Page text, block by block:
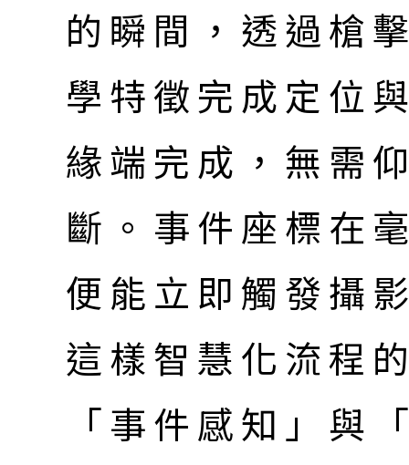
的瞬間，透過槍
學特徵完成定位
緣端完成，無需
斷。事件座標在
便能立即觸發攝
這樣智慧化流程
「事件感知」與